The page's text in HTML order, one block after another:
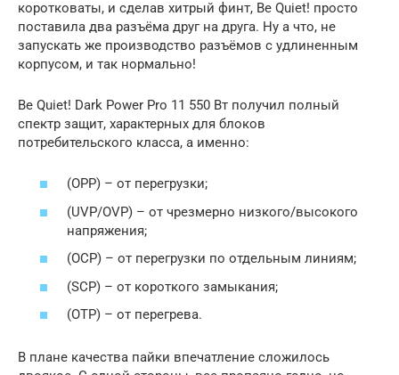
коротковаты, и сделав хитрый финт, Be Quiet! просто
поставила два разъёма друг на друга. Ну а что, не
запускать же производство разъёмов с удлиненным
корпусом, и так нормально!
Be Quiet! Dark Power Pro 11 550 Вт получил полный
спектр защит, характерных для блоков
потребительского класса, а именно:
(OPP) – от перегрузки;
(UVP/OVP) – от чрезмерно низкого/высокого
напряжения;
(OCP) – от перегрузки по отдельным линиям;
(SCP) – от короткого замыкания;
(OTP) – от перегрева.
В плане качества пайки впечатление сложилось